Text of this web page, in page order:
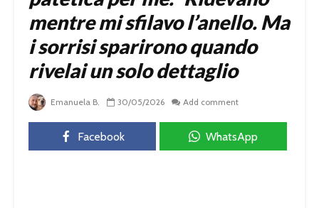
mentre mi sfilavo l’anello. Ma
i sorrisi sparirono quando
rivelai un solo dettaglio
Emanuela B. 30/05/2026 Add comment
Facebook WhatsApp